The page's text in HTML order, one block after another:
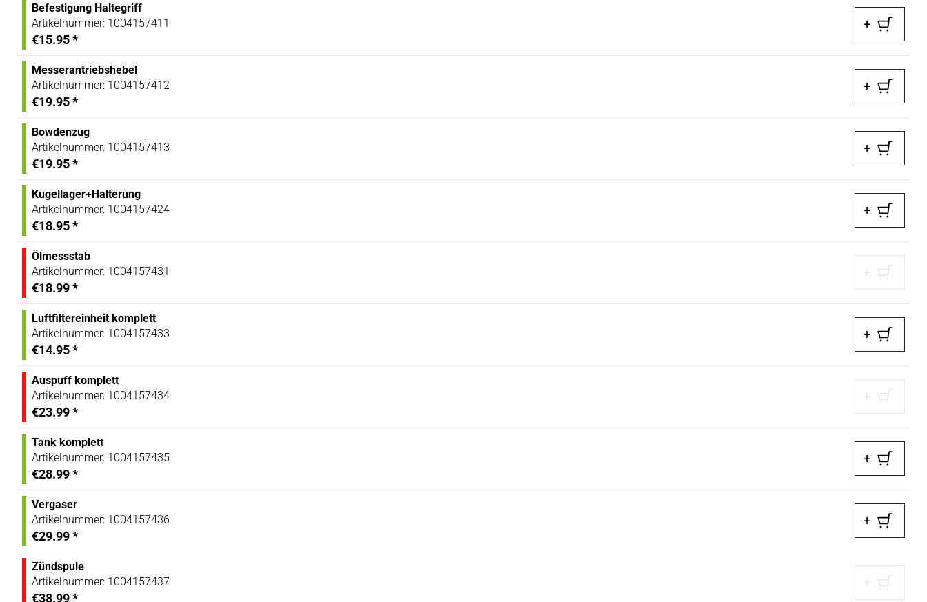
Befestigung Haltegriff
Artikelnummer: 1004157411
€15.95*
+
Messerantriebshebel
Artikelnummer: 1004157412
€19.95*
+
Bowdenzug
Artikelnummer: 1004157413
€19.95*
+
Kugellager+Halterung
Artikelnummer: 1004157424
€18.95*
+
Ölmessstab
Artikelnummer: 1004157431
€18.99*
Luftfiltereinheit komplett
Artikelnummer: 1004157433
€14.95*
+
Auspuff komplett
Artikelnummer: 1004157434
€23.99*
Tank komplett
Artikelnummer: 1004157435
€28.99*
+
Vergaser
Artikelnummer: 1004157436
€29.99*
+
Zündspule
Artikelnummer: 1004157437
€38.99*